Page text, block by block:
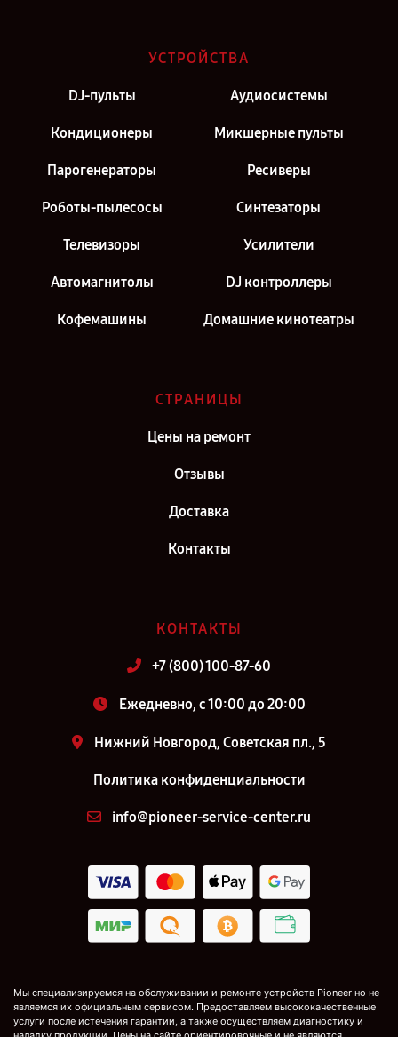
Ремонт телевизора Pioneer PDP-LX5090 в г. Киров
Ремонт телевизора Pioneer PDP-LX5090 в г. Санкт-Петербург
УСТРОЙСТВА
DJ-пульты Аудиосистемы
Кондиционеры Микшерные пульты
Парогенераторы Ресиверы
Роботы-пылесосы Синтезаторы
Телевизоры Усилители
Автомагнитолы DJ контроллеры
Кофемашины Домашние кинотеатры
СТРАНИЦЫ
Цены на ремонт
Отзывы
Доставка
Контакты
КОНТАКТЫ
+7 (800) 100-87-60
Ежедневно, с 10:00 до 20:00
Нижний Новгород, Советская пл., 5
Политика конфиденциальности
info@pioneer-service-center.ru
Мы специализируемся на обслуживании и ремонте устройств Pioneer но не
являемся их официальным сервисом. Предоставляем высококачественные
услуги после истечения гарантии, а также осуществляем диагностику и